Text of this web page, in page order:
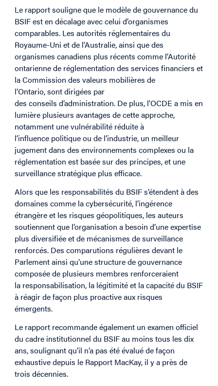
Le rapport souligne que le modèle de gouvernance du
BSIF est en décalage avec celui d’organismes
comparables. Les autorités réglementaires du
Royaume-Uni et de l’Australie, ainsi que des
organismes canadiens plus récents comme l’Autorité
ontarienne de réglementation des services financiers et
la Commission des valeurs mobilières de
l’Ontario, sont dirigées par
des conseils d’administration. De plus, l’OCDE a mis en
lumière plusieurs avantages de cette approche,
notamment une vulnérabilité réduite à
l’influence politique ou de l’industrie, un meilleur
jugement dans des environnements complexes ou la
réglementation est basée sur des principes, et une
surveillance stratégique plus efficace.
Alors que les responsabilités du BSIF s’étendent à des
domaines comme la cybersécurité, l’ingérence
étrangère et les risques géopolitiques, les auteurs
soutiennent que l’organisation a besoin d’une expertise
plus diversifiée et de mécanismes de surveillance
renforcés. Des comparutions régulières devant le
Parlement ainsi qu’une structure de gouvernance
composée de plusieurs membres renforceraient
la responsabilisation, la légitimité et la capacité du BSIF
à réagir de façon plus proactive aux risques
émergents.
Le rapport recommande également un examen officiel
du cadre institutionnel du BSIF au moins tous les dix
ans, soulignant qu’il n’a pas été évalué de façon
exhaustive depuis le Rapport MacKay, il y a près de
trois décennies.